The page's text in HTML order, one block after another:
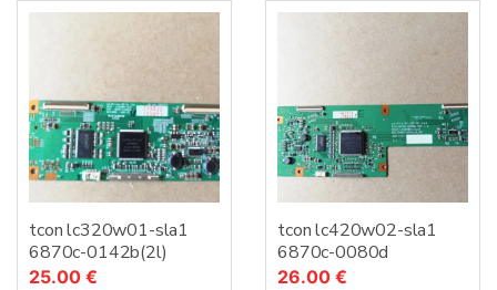
tcon lc320w01-sla1
6870c-0142b(2l)
25.00 €
tcon lc420w02-sla1
6870c-0080d
26.00 €